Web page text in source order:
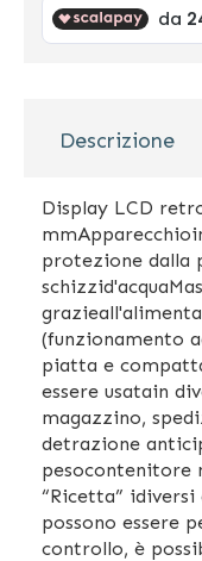
Descrizione
Display LCD
protezione dalla
(funzionamento
piatta e
essere usatain
magazzino,
detrazione
pesocontenitore
“Ricetta”
possono essere
controllo, è